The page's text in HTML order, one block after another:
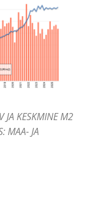
JA KESKMINE M2
MAA- JA